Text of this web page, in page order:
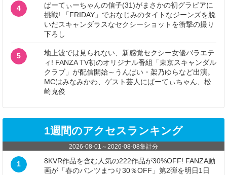
4
ぱーてぃーちゃんの信子(31)がまさかの初グラビアに
挑戦! 「FRIDAY」でおなじみのタイトなジーンズを脱
いだスキャンダラスなセクシーショットを衝撃の撮り
下ろし
5
地上波では見られない、新感覚セクシー女優バラエテ
ィ! FANZA TV初のオリジナル番組「東京スキャンダル
クラブ」が配信開始～うんぱい・架乃ゆらなど出演。
MCはみなみかわ、ゲスト芸人にぱーてぃちゃん、松
崎克俊
1週間のアクセスランキング
2026-08-01 ～ 2026-08-08集計分
1
8KVR作品を含む人気の222作品が30%OFF! FANZA動
画が「春のパンツまつり30％OFF」第2弾を明日1日